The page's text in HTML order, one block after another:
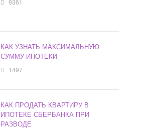
9361
КАК УЗНАТЬ МАКСИМАЛЬНУЮ
СУММУ ИПОТЕКИ
1497
КАК ПРОДАТЬ КВАРТИРУ В
ИПОТЕКЕ СБЕРБАНКА ПРИ
РАЗВОДЕ